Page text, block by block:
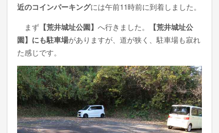
近のコインパーキングには午前11時前に到着しました。
まず 【荒井城址公園】 へ行きました。
【荒井城址公
園】にも駐車場がありますが、道が狭く、駐車場も寂れ
た感じです。